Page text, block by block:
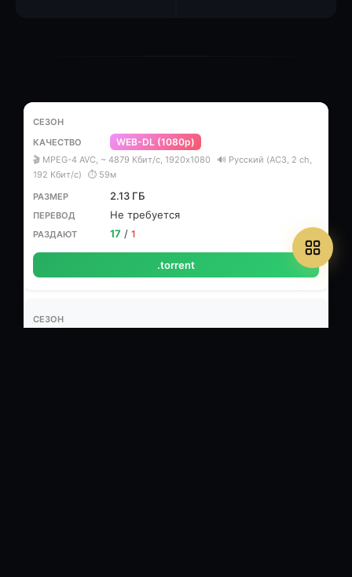
WEB-DL (1080p)
🎬 MPEG-4 AVC, ~ 4879 Кбит/с, 1920x1080
🔊 Русский (AC3, 2 ch,
192 Кбит/с)
⏱ 59м
2.13 ГБ
Не требуется
17 / 1
.torrent